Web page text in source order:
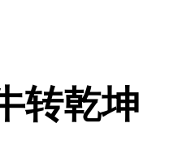
转乾坤